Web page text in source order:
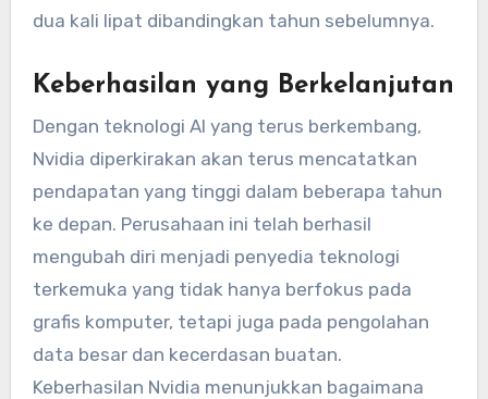
dua kali lipat dibandingkan tahun sebelumnya.
Keberhasilan yang Berkelanjutan
Dengan teknologi AI yang terus berkembang,
Nvidia diperkirakan akan terus mencatatkan
pendapatan yang tinggi dalam beberapa tahun
ke depan. Perusahaan ini telah berhasil
mengubah diri menjadi penyedia teknologi
terkemuka yang tidak hanya berfokus pada
grafis komputer, tetapi juga pada pengolahan
data besar dan kecerdasan buatan.
Keberhasilan Nvidia menunjukkan bagaimana